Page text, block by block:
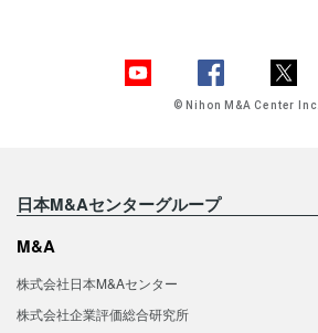
© Nihon M&A Center Inc.
日本M&Aセンターグループ
M&A
株式会社日本M&Aセンター
株式会社企業評価総合研究所